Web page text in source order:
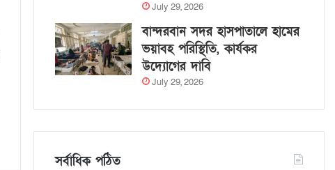
July 29, 2026
বান্দরবান সদর হাসপাতালে হামের
ভয়াবহ পরিস্থিতি, কার্যকর
উদ্যোগের দাবি
July 29, 2026
সর্বাধিক পঠিত